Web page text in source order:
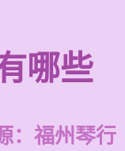
哪些
： 福州琴行